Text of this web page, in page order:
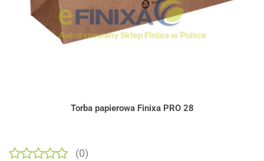
Torba papierowa Finixa PRO 28
(0)